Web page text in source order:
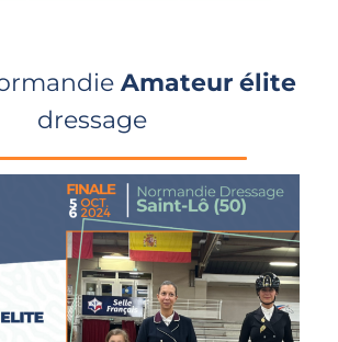
Amateur élite
dressage